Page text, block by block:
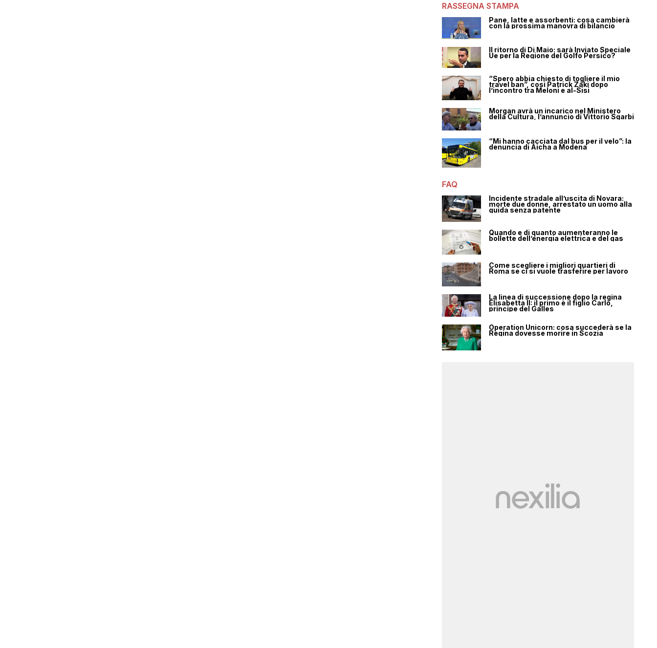
RASSEGNA STAMPA
Pane, latte e assorbenti: cosa cambierà
con la prossima manovra di bilancio
Il ritorno di Di Maio: sarà Inviato Speciale
Ue per la Regione del Golfo Persico?
“Spero abbia chiesto di togliere il mio
travel ban”, così Patrick Zaki dopo
l’incontro tra Meloni e al-Sisi
Morgan avrà un incarico nel Ministero
della Cultura, l’annuncio di Vittorio Sgarbi
“Mi hanno cacciata dal bus per il velo”: la
denuncia di Aicha a Modena
FAQ
Incidente stradale all’uscita di Novara:
morte due donne, arrestato un uomo alla
guida senza patente
Quando e di quanto aumenteranno le
bollette dell’energia elettrica e del gas
Come scegliere i migliori quartieri di
Roma se ci si vuole trasferire per lavoro
La linea di successione dopo la regina
Elisabetta II: il primo è il figlio Carlo,
principe del Galles
Operation Unicorn: cosa succederà se la
Regina dovesse morire in Scozia